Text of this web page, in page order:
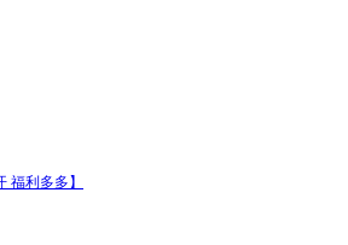
福利多多】